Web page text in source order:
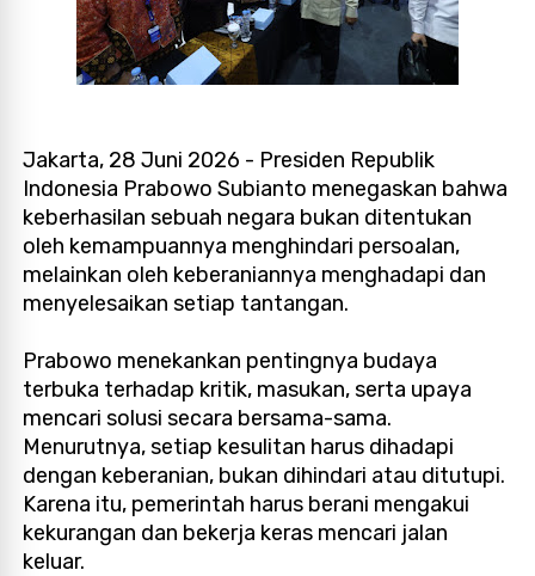
Jakarta, 28 Juni 2026 - Presiden Republik
Indonesia Prabowo Subianto menegaskan bahwa
keberhasilan sebuah negara bukan ditentukan
oleh kemampuannya menghindari persoalan,
melainkan oleh keberaniannya menghadapi dan
menyelesaikan setiap tantangan.
Prabowo menekankan pentingnya budaya
terbuka terhadap kritik, masukan, serta upaya
mencari solusi secara bersama-sama.
Menurutnya, setiap kesulitan harus dihadapi
dengan keberanian, bukan dihindari atau ditutupi.
Karena itu, pemerintah harus berani mengakui
kekurangan dan bekerja keras mencari jalan
keluar.